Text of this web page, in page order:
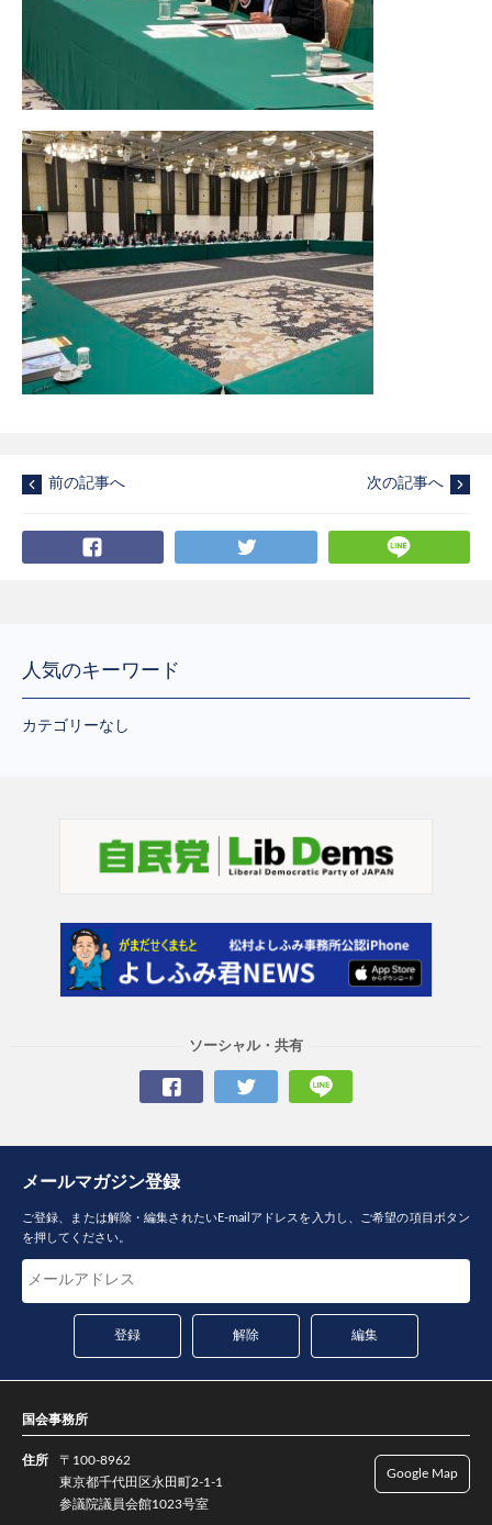
前の記事へ 次の記事へ
人気のキーワード
カテゴリーなし
ソーシャル・共有
メールマガジン登録
ご登録、または解除・編集されたいE-mailアドレスを入力し、ご希望の項目ボタン
を押してください。
国会事務所
住所
〒100-8962
東京都千代田区永田町2-1-1
参議院議員会館1023号室
Google Map